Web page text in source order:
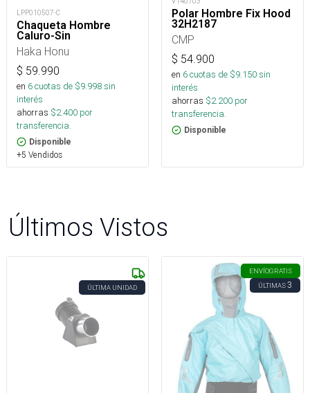
LPP010507-C
Chaqueta Hombre
Caluro-Sin
Haka Honu
$ 59.990
en 6cuotas de $9.998sin
interés
ahorras $2.400 por
transferencia.
Disponible
+5 Vendidos
Polar Hombre Fix Hood
32H2187
CMP
$ 54.900
en 6cuotas de $9.150sin
interés
ahorras $2.200 por
transferencia.
Disponible
Últimos Vistos
ÚLTIMA UNIDAD
ENVÍOGRATIS
ÚLTIMAS3